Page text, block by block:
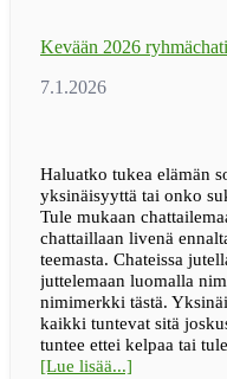
Kevään 2026
Haluatko tukea elämän
yksinäisyyttä tai onko
Tule mukaan
chattaillaan livenä
teemasta. Chateissa
juttelemaan luomalla
nimimerkki tästä.
kaikki tuntevat sitä
tuntee ettei kelpaa tai
[Lue lisää...]